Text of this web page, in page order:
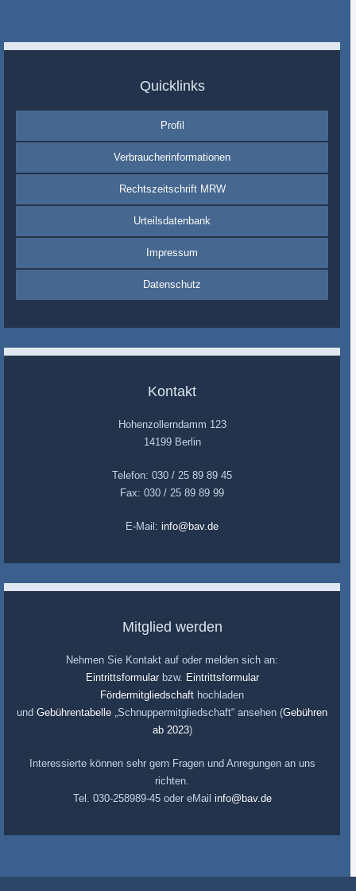
Quicklinks
Profil
Verbraucherinformationen
Rechtszeitschrift MRW
Urteilsdatenbank
Impressum
Datenschutz
Kontakt
Hohenzollerndamm 123
14199 Berlin
Telefon: 030 / 25 89 89 45
Fax: 030 / 25 89 89 99
E-Mail: info@bav.de
Mitglied werden
Nehmen Sie Kontakt auf oder melden sich an:
Eintrittsformularbzw. Eintrittsformular
Fördermitgliedschaft hochladen
und Gebührentabelle „Schnuppermitgliedschaft“ ansehen (Gebühren
ab 2023)
Interessierte können sehr gern Fragen und Anregungen an uns
richten.
Tel. 030-258989-45 oder eMail info@bav.de